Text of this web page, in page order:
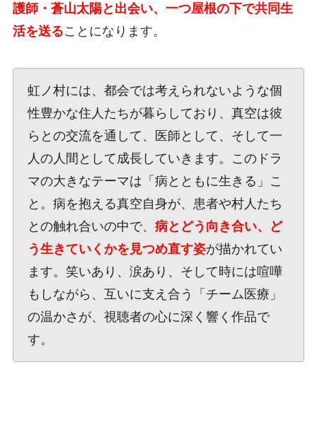
護師・蒼山太陽と出会い、一つ屋根の下で共同生
活を送ることになります。
虹ノ村には、都会では考えられないような個
性豊かな住人たちが暮らしており、真空は彼
らとの交流を通して、医師として、そして一
人の人間として成長していきます。このドラ
マの大きなテーマは「病とともに生きる」こ
と。病を抱える真空自身が、患者や村人たち
との触れ合いの中で、 病とどう向き合い、ど
う生きていくかを見つめ直す姿が描かれてい
ます。笑いあり、涙あり、そして時には喧嘩
もしながら、互いに支え合う「チーム医療」
の温かさが、視聴者の心に深く響く作品で
す。